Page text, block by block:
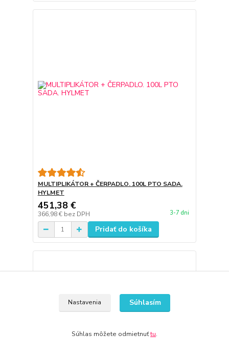
MULTIPLIKÁTOR + ČERPADLO. 100L PTO SADA.
HYLMET
451,38 €
366,98 € bez DPH 3-7 dni
Pridať do košíka
Nastavenia Súhlasím
Súhlas môžete odmietnuťtu.